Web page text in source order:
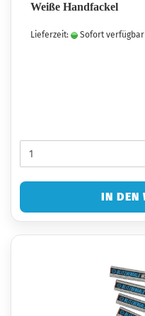
Weiße Handfackel
Lieferzeit: Sofort verfügbar
IN DEN